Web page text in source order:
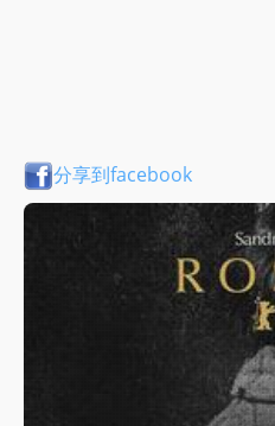
分享到facebook